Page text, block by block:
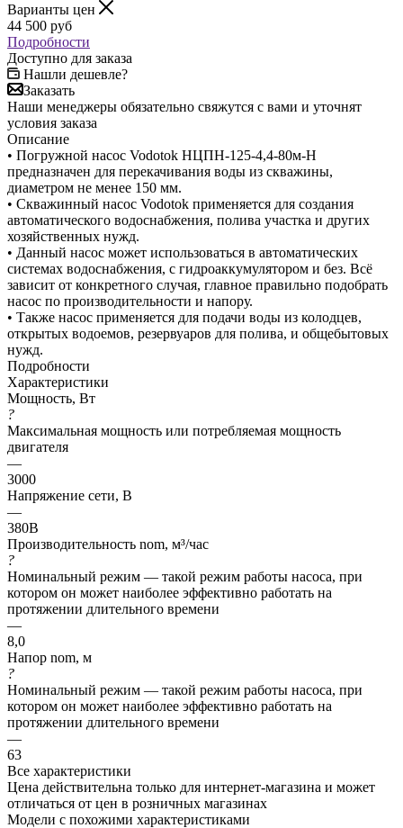
Варианты цен
44 500 руб
Подробности
Доступно для заказа
Нашли дешевле?
Заказать
Наши менеджеры обязательно свяжутся с вами и уточнят
условия заказа
Описание
• Погружной насос Vodotok НЦПН-125-4,4-80м-Н
предназначен для перекачивания воды из скважины,
диаметром не менее 150 мм.
• Скважинный насос Vodotok применяется для создания
автоматического водоснабжения, полива участка и других
хозяйственных нужд.
• Данный насос может использоваться в автоматических
системах водоснабжения, с гидроаккумулятором и без. Всё
зависит от конкретного случая, главное правильно подобрать
насос по производительности и напору.
• Также насос применяется для подачи воды из колодцев,
открытых водоемов, резервуаров для полива, и общебытовых
нужд.
Подробности
Характеристики
Мощность, Вт
?
Максимальная мощность или потребляемая мощность
двигателя
—
3000
Напряжение сети, В
—
380В
Производительность nom, м³/час
?
Номинальный режим — такой режим работы насоса, при
котором он может наиболее эффективно работать на
протяжении длительного времени
—
8,0
Напор nom, м
?
Номинальный режим — такой режим работы насоса, при
котором он может наиболее эффективно работать на
протяжении длительного времени
—
63
Все характеристики
Цена действительна только для интернет-магазина и может
отличаться от цен в розничных магазинах
Модели с похожими характеристиками